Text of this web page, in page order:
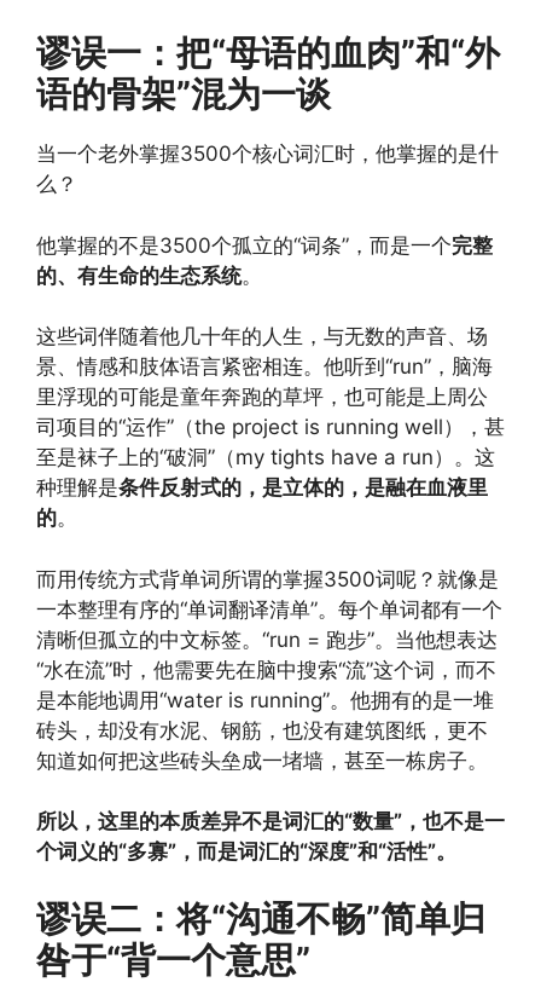
谬误一：把“母语的血肉”和“外
语的骨架”混为一谈
当一个老外掌握3500个核心词汇时，他掌握的是什
么？
他掌握的不是3500个孤立的“词条”，而是一个完整
的、有生命的生态系统。
这些词伴随着他几十年的人生，与无数的声音、场
景、情感和肢体语言紧密相连。他听到“run”，脑海
里浮现的可能是童年奔跑的草坪，也可能是上周公
司项目的“运作”（the project is running well），甚
至是袜子上的“破洞”（my tights have a run）。这
种理解是条件反射式的，是立体的，是融在血液里
的。
而用传统方式背单词所谓的掌握3500词呢？就像是
一本整理有序的“单词翻译清单”。每个单词都有一个
清晰但孤立的中文标签。“run = 跑步”。当他想表达
“水在流”时，他需要先在脑中搜索“流”这个词，而不
是本能地调用“water is running”。他拥有的是一堆
砖头，却没有水泥、钢筋，也没有建筑图纸，更不
知道如何把这些砖头垒成一堵墙，甚至一栋房子。
所以，这里的本质差异不是词汇的“数量”，也不是一
个词义的“多寡”，而是词汇的“深度”和“活性”。
谬误二：将“沟通不畅”简单归
咎于“背一个意思”